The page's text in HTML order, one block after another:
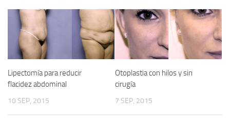
Lipectomía para reducir
flacidez abdominal
10 SEP, 2015
Otoplastia con hilos y sin
cirugía
7 SEP, 2015